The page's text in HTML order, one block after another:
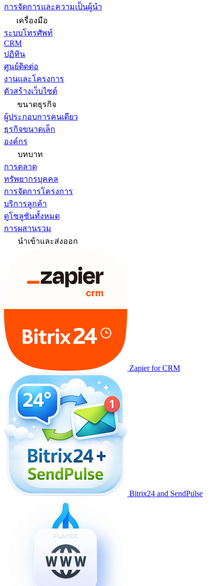
การจัดการและความเป็นผู้นำ
เครื่องมือ
ระบบโทรศัพท์
CRM
ปฏิทิน
ศูนย์ติดต่อ
งานและโครงการ
ตัวสร้างเว็บไซต์
ขนาดธุรกิจ
ผู้ประกอบการคนเดียว
ธุรกิจขนาดเล็ก
องค์กร
บทบาท
การตลาด
ทรัพยากรบุคคล
การจัดการโครงการ
บริการลูกค้า
ดูโซลูชันทั้งหมด
การผสานรวม
นำเข้าและส่งออก
Zapier for CRM
Bitrix24 and SendPulse